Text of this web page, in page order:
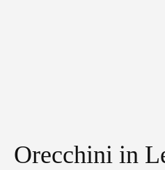
Orecchini in